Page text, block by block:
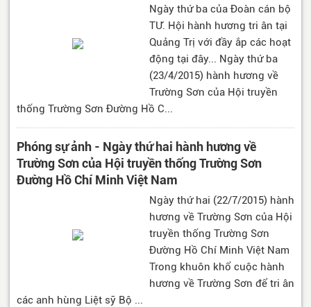
Ngày thứ ba của Đoàn cán bộ
TƯ. Hội hành hương tri ân tại
Quảng Trị với đầy ắp các hoạt
động tại đây... Ngày thứ ba
(23/4/2015) hành hương về
Trường Sơn của Hội truyền
thống Trường Sơn Đường Hồ C...
Phóng sự ảnh - Ngày thứ hai hành hương về
Trường Sơn của Hội truyền thống Trường Sơn
Đường Hồ Chí Minh Việt Nam
Ngày thứ hai (22/7/2015) hành
hương về Trường Sơn của Hội
truyền thống Trường Sơn
Đường Hồ Chí Minh Việt Nam
Trong khuôn khổ cuộc hành
hương về Trường Sơn để tri ân
các anh hùng Liệt sỹ Bộ ...